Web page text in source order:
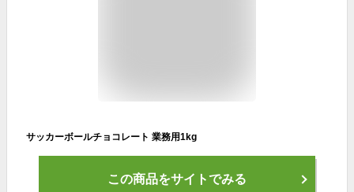
サッカーボールチョコレート 業務用1kg
この商品をサイトでみる